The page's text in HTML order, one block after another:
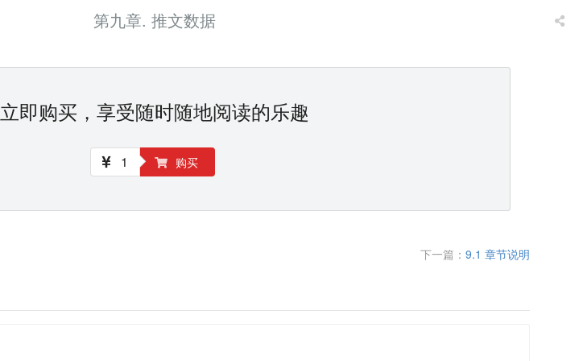
第九章. 推文数据
立即购买，享受随时随地阅读的乐趣
1 购买
下一篇： 9.1 章节说明